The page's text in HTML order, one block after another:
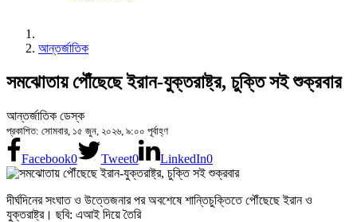
আন্তর্জাতিক
সমঝোতায় পৌঁছেছে ইরান-যুক্তরাষ্ট্র, চুক্তি সই শুক্রবার
আন্তর্জাতিক ডেস্ক
প্রকাশিত: সোমবার, ১৫ জুন, ২০২৬, ৯:০০ পূর্বাহ্ণ
Facebook0 Tweet0 LinkedIn0
দীর্ঘদিনের সংঘাত ও উত্তেজনার পর অবশেষে শান্তিচুক্তিতে পৌঁছেছে ইরান ও
যুক্তরাষ্ট্র। ছবি: এআই দিয়ে তৈরি